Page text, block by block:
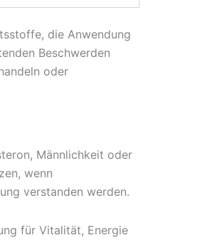
die Anwendung
Beschwerden
oder
Männlichkeit oder
wenn
verstanden werden.
für Vitalität, Energie